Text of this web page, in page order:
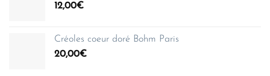
12,00€
Créoles coeur doré Bohm Paris
20,00€